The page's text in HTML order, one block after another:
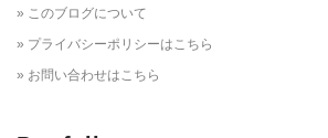
» このブログについて
» プライバシーポリシーはこちら
» お問い合わせはこちら